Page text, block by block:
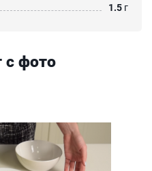
1.5 г
с фото